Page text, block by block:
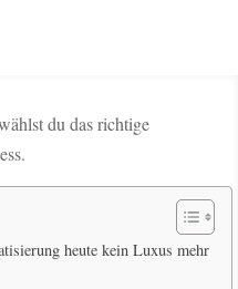
du das richtige
heute kein Luxus mehr